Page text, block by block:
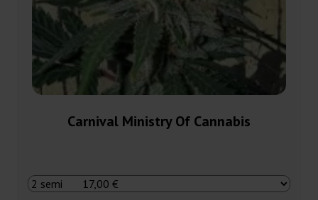
Carnival Ministry Of Cannabis